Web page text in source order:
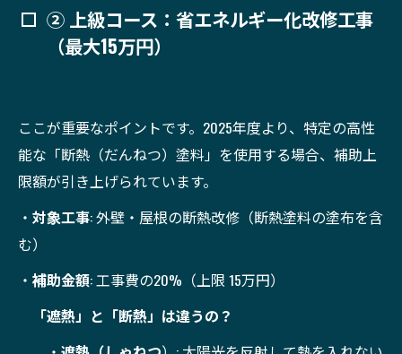
② 上級コース：省エネルギー化改修工事
（最大15万円）
ここが重要なポイントです。2025年度より、特定の高性
能な「断熱（だんねつ）塗料」を使用する場合、補助上
限額が引き上げられています。
・ 対象工事: 外壁・屋根の断熱改修（断熱塗料の塗布を含
む）
・ 補助金額: 工事費の20%（上限 15万円）
「遮熱」と「断熱」は違うの？